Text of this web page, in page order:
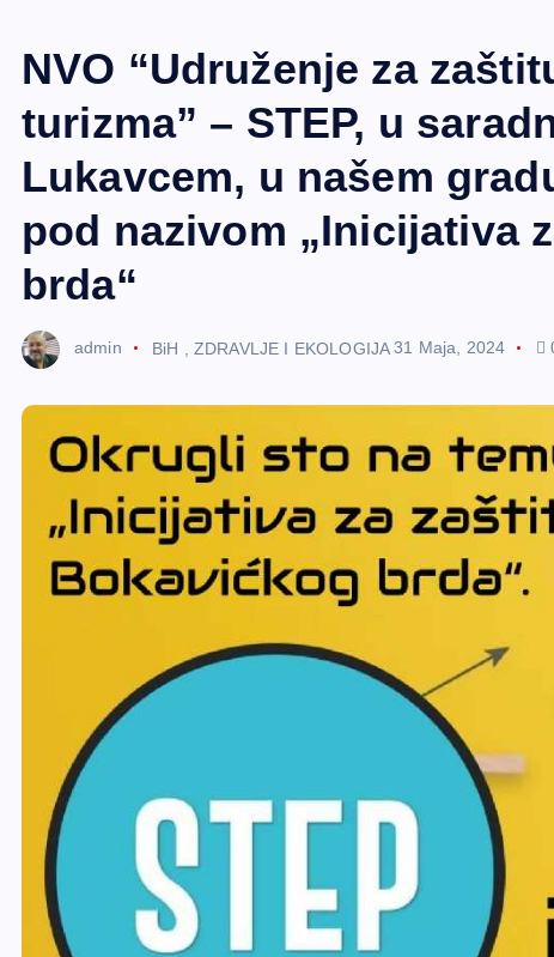
NVO “Udruženje za
turizma” – STEP, u
Lukavcem, u našem
pod nazivom „Inicijativa
brda“
admin BiH ZDRAVLJE I EKOLOGIJA 31 Maja, 2024